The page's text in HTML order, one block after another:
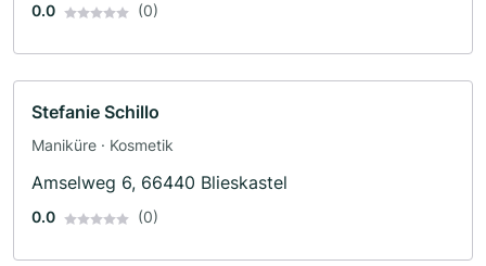
0.0 (0)
Stefanie Schillo
Maniküre · Kosmetik
Amselweg 6, 66440 Blieskastel
0.0 (0)